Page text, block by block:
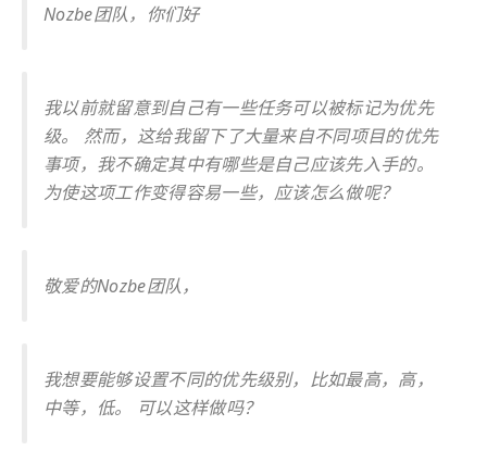
Nozbe团队，你们好
我以前就留意到自己有一些任务可以被标记为优先
级。 然而，这给我留下了大量来自不同项目的优先
事项，我不确定其中有哪些是自己应该先入手的。
为使这项工作变得容易一些，应该怎么做呢？
敬爱的Nozbe团队，
我想要能够设置不同的优先级别，比如最高，高，
中等，低。 可以这样做吗？